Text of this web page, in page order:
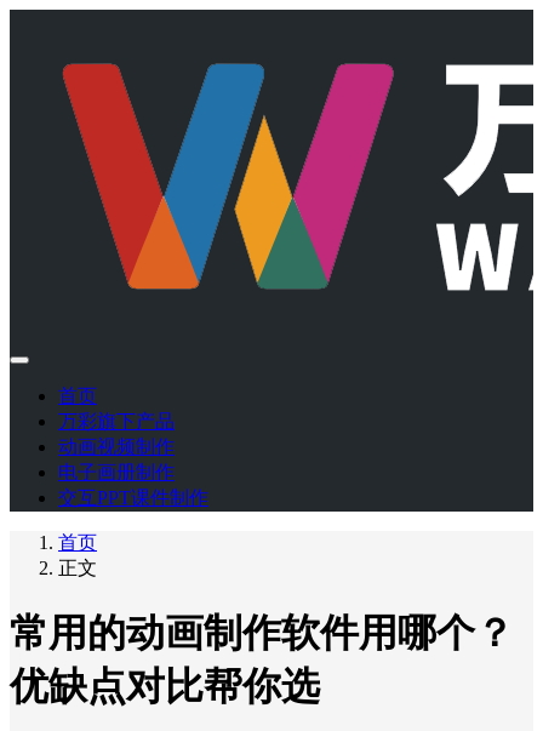
首页
万彩旗下产品
动画视频制作
电子画册制作
交互PPT课件制作
首页
正文
常用的动画制作软件用哪个？
优缺点对比帮你选